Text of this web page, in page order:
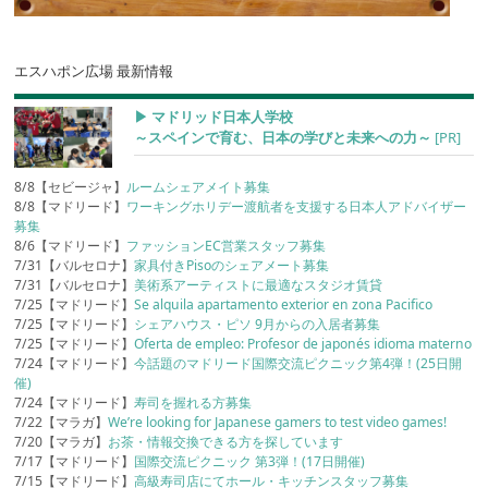
エスハポン広場 最新情報
▶︎ マドリッド日本人学校
～スペインで育む、日本の学びと未来への力～ [PR]
8/8【セビージャ】 ルームシェアメイト募集
8/8【マドリード】 ワーキングホリデー渡航者を支援する日本人アドバイザー
募集
8/6【マドリード】 ファッションEC営業スタッフ募集
7/31【バルセロナ】家具付きPisoのシェアメート募集
7/31【バルセロナ】美術系アーティストに最適なスタジオ賃貸
7/25【マドリード】Se alquila apartamento exterior en zona Pacifico
7/25【マドリード】 シェアハウス・ピソ 9月からの入居者募集
7/25【マドリード】Oferta de empleo: Profesor de japonés idioma materno
7/24【マドリード】今話題のマドリード国際交流ピクニック第4弾！(25日開
催)
7/24【マドリード】寿司を握れる方募集
7/22【マラガ】We’re looking for Japanese gamers to test video games!
7/20【マラガ】 お茶・情報交換できる方を探しています
7/17【マドリード】 国際交流ピクニック 第3弾！(17日開催)
7/15【マドリード】高級寿司店にてホール・キッチンスタッフ募集